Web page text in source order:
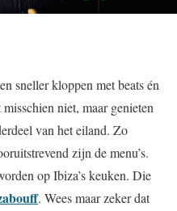
sneller kloppen met beats én
niet, maar genieten
van het eiland. Zo
zijn de menu’s.
op Ibiza’s keuken. Die
. Wees maar zeker dat